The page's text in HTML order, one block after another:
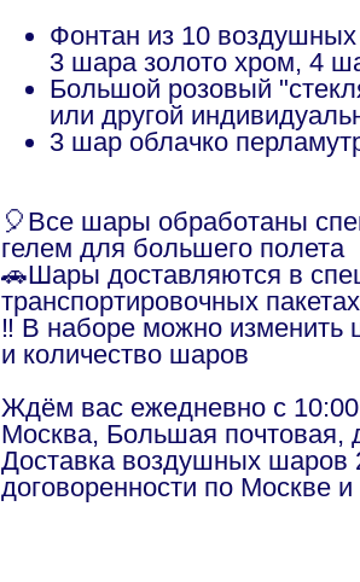
Фонтан из 10
3 шара золото хром, 4
Большой розовый
или другой
3 шар облачко
🎈Все шары обработаны
гелем для большего полета
🚗Шары доставляются в
транспортировочных пакетах
‼️ В наборе можно изменить
и количество шаров
Ждём вас ежедневно с
Москва, Большая почтовая,
Доставка воздушных шаров
договоренности по Москве и